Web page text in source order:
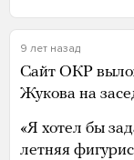
9 лет назад
Сайт ОКР
Жукова на
«Я хотел бы
летняя